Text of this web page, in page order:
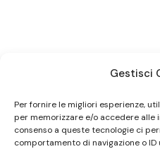
Gestisci
Per fornire le migliori esperienze,
per memorizzare e/o accedere alle
consenso a queste tecnologie ci
comportamento di navigazione o ID